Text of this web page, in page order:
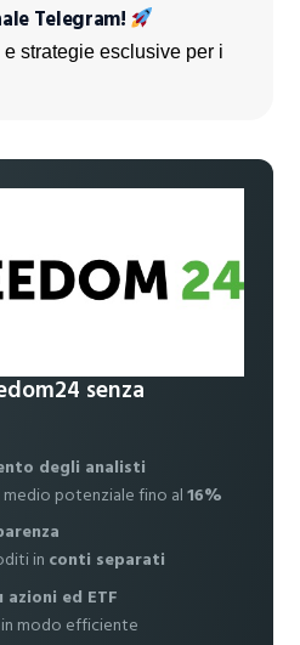
Telegram!
strategie esclusive per i
senza
degli analisti
potenziale fino al16%
in conti separati
ed ETF
modo efficiente